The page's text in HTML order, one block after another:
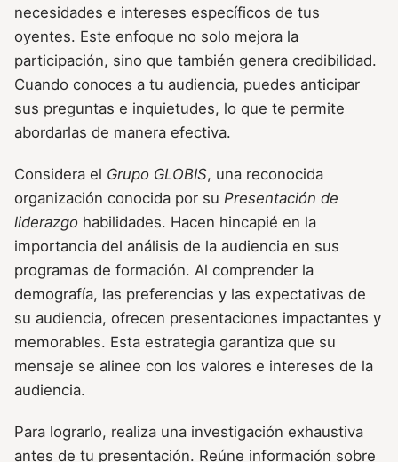
necesidades e intereses específicos de tus
oyentes. Este enfoque no solo mejora la
participación, sino que también genera credibilidad.
Cuando conoces a tu audiencia, puedes anticipar
sus preguntas e inquietudes, lo que te permite
abordarlas de manera efectiva.
Considera el Grupo GLOBIS, una reconocida
organización conocida por su Presentación de
liderazgo habilidades. Hacen hincapié en la
importancia del análisis de la audiencia en sus
programas de formación. Al comprender la
demografía, las preferencias y las expectativas de
su audiencia, ofrecen presentaciones impactantes y
memorables. Esta estrategia garantiza que su
mensaje se alinee con los valores e intereses de la
audiencia.
Para lograrlo, realiza una investigación exhaustiva
antes de tu presentación. Reúne información sobre